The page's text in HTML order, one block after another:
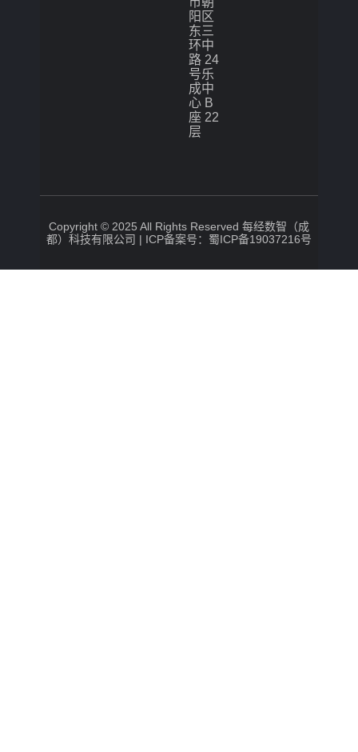
阳区
东三
环中
路 24
号乐
成中
心 B
座 22
层
Copyright © 2025 All Rights Reserved 每经数智（成
都）科技有限公司 | ICP备案号：蜀ICP备19037216号